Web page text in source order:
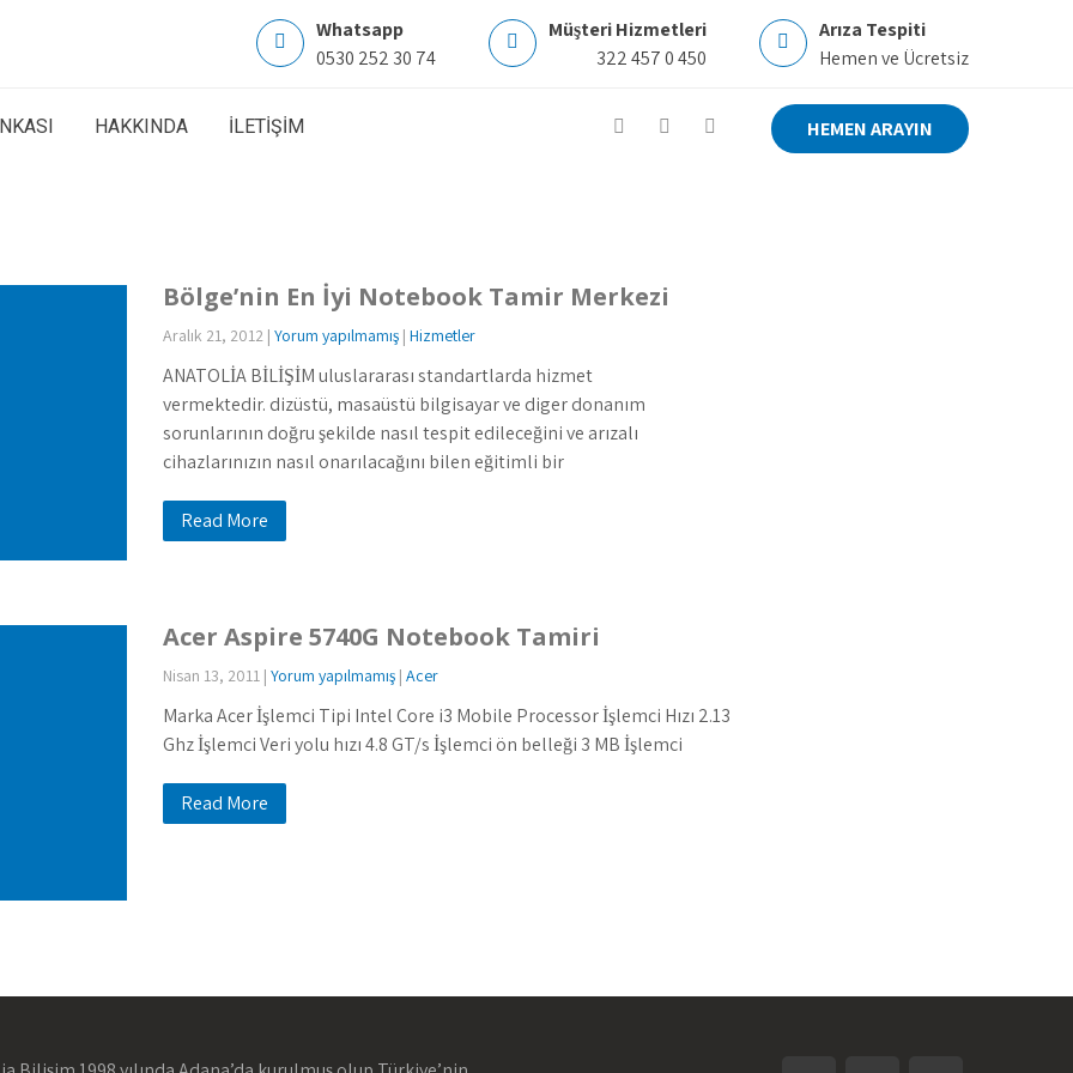
Whatsapp
0530 252 30 74
Müşteri Hizmetleri
322 457 0 450
Arıza Tespiti
Hemen ve Ücretsiz
HAKKINDA İLETİŞİM HEMEN ARAYIN
Bölge’nin En İyi Notebook Tamir Merkezi
Aralık 21, 2012| Yorum yapılmamış| Hizmetler
ANATOLİA BİLİŞİM uluslararası standartlarda hizmet
vermektedir. dizüstü, masaüstü bilgisayar ve diger donanım
sorunlarının doğru şekilde nasıl tespit edileceğini ve arızalı
cihazlarınızın nasıl onarılacağını bilen eğitimli bir
Read More
Acer Aspire 5740G Notebook Tamiri
Nisan 13, 2011| Yorum yapılmamış| Acer
Marka Acer İşlemci Tipi Intel Core i3 Mobile Processor İşlemci Hızı 2.13
Ghz İşlemci Veri yolu hızı 4.8 GT/s İşlemci ön belleği 3 MB İşlemci
Read More